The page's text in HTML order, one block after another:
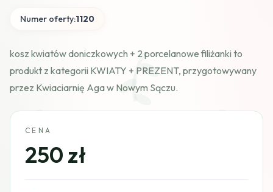
Numer oferty:1120
kosz kwiatów doniczkowych + 2 porcelanowe filiżanki to
produkt z kategorii KWIATY + PREZENT, przygotowywany
przez Kwiaciarnię Aga w Nowym Sączu.
CENA
250 zł